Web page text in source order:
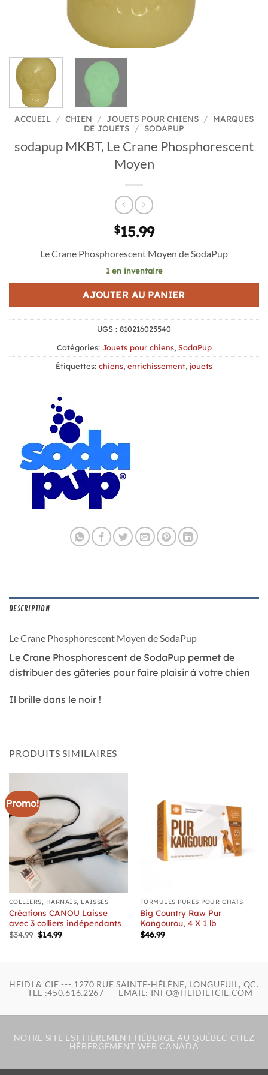
ACCUEIL / CHIEN / JOUETS POUR CHIENS / MARQUES
DE JOUETS
/ SODAPUP
sodapup MKBT, Le Crane Phosphorescent
Moyen
$15.99
Le Crane Phosphorescent Moyen de SodaPup
1 en inventaire
AJOUTER AU PANIER
UGS : 810216025540
Catégories: Jouets pour chiens, SodaPup
Étiquettes: chiens, enrichissement, jouets
DESCRIPTION
Le Crane Phosphorescent Moyen de SodaPup
Le Crane Phosphorescent de SodaPup permet de
distribuer des gâteries pour faire plaisir à votre chien
Il brille dans le noir !
PRODUITS SIMILAIRES
Promo!
COLLIERS, HARNAIS, LAISSES
Créations CANOU Laisse
avec 3 colliers indépendants
$34.99 Le
prix
$14.99Le
FORMULES PURES POUR CHATS
Big Country Raw Pur
Kangourou, 4 X 1 lb
$46.99
HEIDI & CIE --- 1270 RUE SAINTE-HÉLÈNE, LONGUEUIL, QC.
--- TEL :450.616.2267 --- EMAIL: INFO@HEIDIETCIE.COM
NOTRE SITE EST FIÈREMENT HÉBERGÉ AU QUÉBEC CHEZ
HÉBERGEMENT WEB CANADA